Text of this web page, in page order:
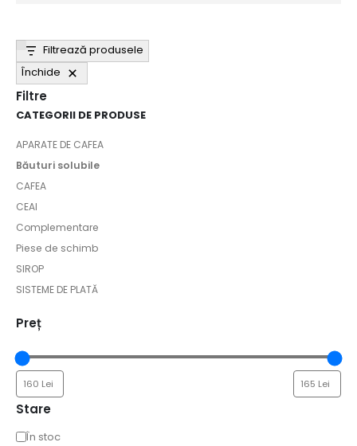
Filtrează produsele
Închide
Filtre
CATEGORII DE PRODUSE
APARATE DE CAFEA
Băuturi solubile
CAFEA
CEAI
Complementare
Piese de schimb
SIROP
SISTEME DE PLATĂ
Preț
Stare
În stoc